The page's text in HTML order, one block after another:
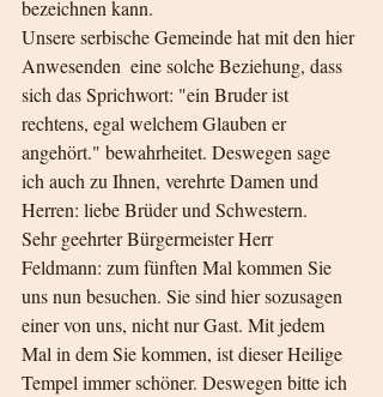
bezeichnen kann.
Unsere serbische Gemeinde hat mit den hier
Anwesenden  eine solche Beziehung, dass
sich das Sprichwort: "ein Bruder ist
rechtens, egal welchem Glauben er
angehört." bewahrheitet. Deswegen sage
ich auch zu Ihnen, verehrte Damen und
Herren: liebe Brüder und Schwestern.
Sehr geehrter Bürgermeister Herr
Feldmann: zum fünften Mal kommen Sie
uns nun besuchen. Sie sind hier sozusagen
einer von uns, nicht nur Gast. Mit jedem
Mal in dem Sie kommen, ist dieser Heilige
Tempel immer schöner. Deswegen bitte ich